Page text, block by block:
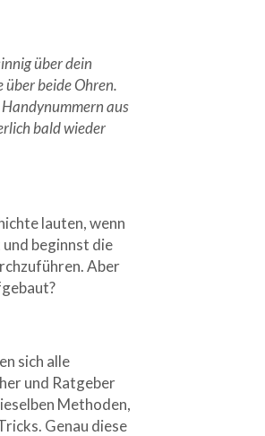
über dein
über beide Ohren.
aus
bald wieder
lauten, wenn
und beginnst die
Aber
sich alle
und Ratgeber
Methoden,
Genau diese